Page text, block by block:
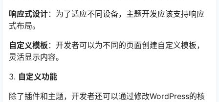
响应式设计：为了适应不同设备，主题开发应该支持响应
式布局。
自定义模板 ：开发者可以为不同的页面创建自定义模板，
灵活显示内容。
3. 自定义功能
除了插件和主题，开发者还可以通过修改WordPress的核